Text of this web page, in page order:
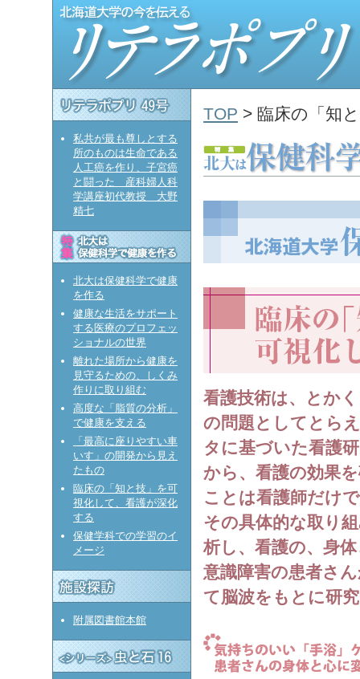
私共が最も尊しとする
所のものは生命である
人工癌を作り、子宮癌
と闘った 産科婦人科
学講座初代教授 大野
精七
北大は保健科学で健康
を作る
健康な生活をサポート
する医療のプロフェッ
ショナルの世界
離れた場所から健康を
見守るための、しくみ
作りに取り組む
高度な「脂質の分析」
で健康を支える
「最高に座りやすい車
いす」の開発から見え
たもの
臨床の「知と技」を可
視化して、看護が深化
する
保健学科での学習のイ
メージ
附属図書館本館
TOP > 臨床の「知
看護技術は、とか
の問題としてとら
タに基づいた看護
から、看護の効果
ことは看護師だけ
その具体的な取り
析し、看護の、身
意識障害の患者さ
て脳波をもとに研